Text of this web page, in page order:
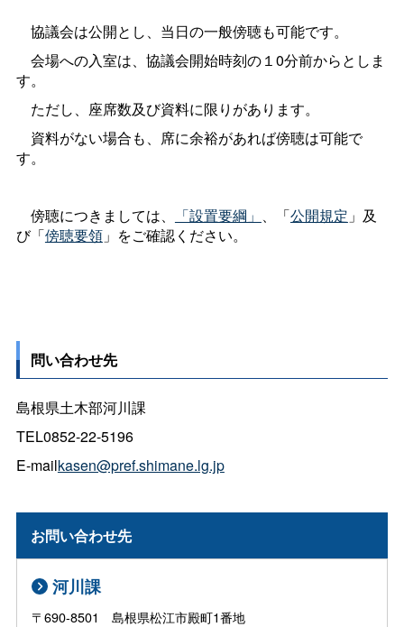
協議会は公開とし、当日の一般傍聴も可能です。
会場への入室は、協議会開始時刻の１0分前からとしま
す。
ただし、座席数及び資料に限りがあります。
資料がない場合も、席に余裕があれば傍聴は可能で
す。
傍聴につきましては、 「設置要綱」 、「公開規定 」及
び「傍聴要領」をご確認ください。
問い合わせ先
島根県土木部河川課
TEL0852-22-5196
E-mailkasen@pref.shimane.lg.jp
お問い合わせ先
河川課
〒690-8501 島根県松江市殿町1番地